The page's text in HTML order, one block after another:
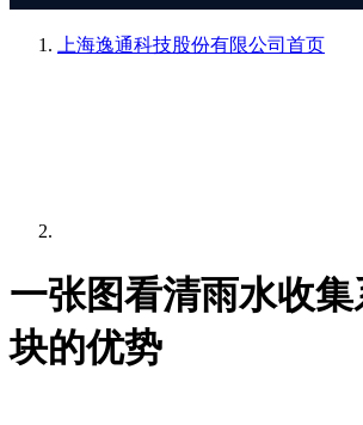
上海逸通科技股份有限公司 首页
一张图看清雨水收
块的优势